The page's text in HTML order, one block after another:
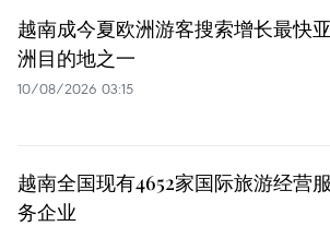
越南成今夏欧洲游客搜索增长最快亚
洲目的地之一
10/08/2026 03:15
越南全国现有4652家国际旅游经营服
务企业